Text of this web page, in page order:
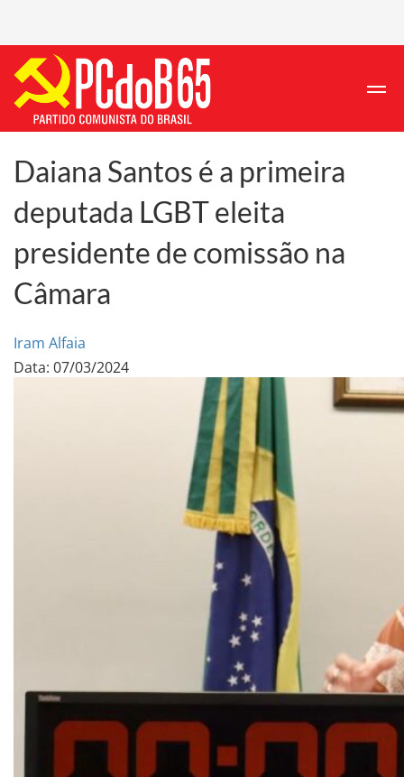
Daiana Santos é a primeira
deputada LGBT eleita
presidente de comissão na
Câmara
Iram Alfaia
Data: 07/03/2024